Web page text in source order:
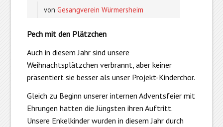
von Gesangverein Würmersheim
Pech mit den Plätzchen
Auch in diesem Jahr sind unsere
Weihnachtsplätzchen verbrannt, aber keiner
präsentiert sie besser als unser Projekt-Kinderchor.
Gleich zu Beginn unserer internen Adventsfeier mit
Ehrungen hatten die Jüngsten ihren Auftritt.
Unsere Enkelkinder wurden in diesem Jahr durch